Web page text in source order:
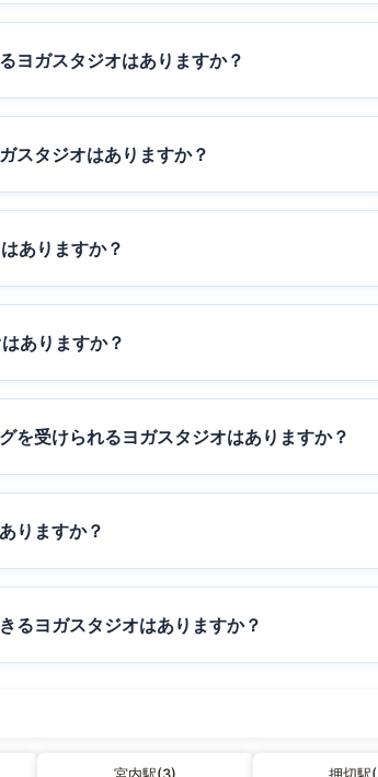
ヨガスタジオはありますか？
スタジオはありますか？
ありますか？
ありますか？
を受けられるヨガスタジオはありますか？
りますか？
るヨガスタジオはありますか？